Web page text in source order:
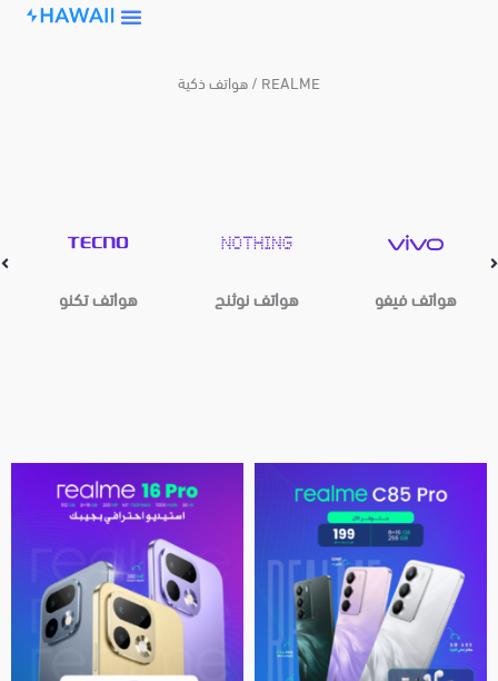
Skip
هواتف ذكية / REALME
هواتف تكنو هواتف نوثنج هواتف فيفو